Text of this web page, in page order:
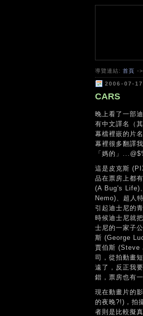
導覽連結:首頁 -
2006-07-17
CARS
晚上看了一部
有中文譯名（
幕檔裡嵌的片
幕裡很多翻譯
「媽的」
這是皮克斯
品在票房上都
(A Bug's Life)
Nemo)、超人
引起迪士尼的
時候迪士尼就
士尼的一家子
斯 (George
賈伯斯 (Steve
司，從拍動畫
遠了，反正我
錯，票房也有
現在動畫片的
的夜晚?!)，拍
者則是比較擬